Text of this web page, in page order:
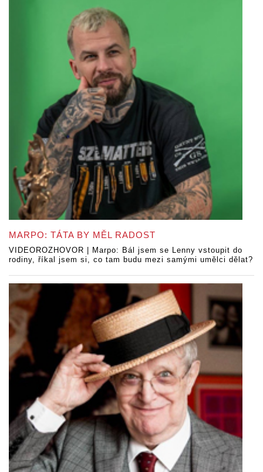
MARPO: TÁTA BY MĚL RADOST
VIDEOROZHOVOR | Marpo: Bál jsem se Lenny vstoupit do
rodiny, říkal jsem si, co tam budu mezi samými umělci dělat?